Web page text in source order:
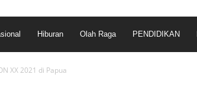
Hiburan Olah Raga PENDIDIKAN
XX 2021 di Papua